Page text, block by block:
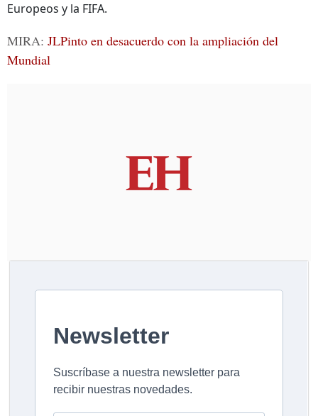
Europeos y la FIFA.
MIRA: JLPinto en desacuerdo con la ampliación del
Mundial